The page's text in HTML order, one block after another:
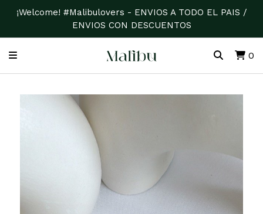
¡Welcome! #Malibulovers - ENVIOS A TODO EL PAIS /
ENVIOS CON DESCUENTOS
0